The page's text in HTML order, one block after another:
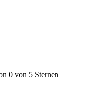
0 von 5 Sternen